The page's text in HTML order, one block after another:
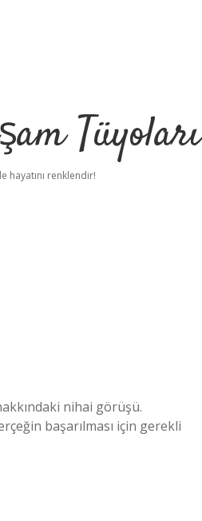
Tüyoları
hayatını renklendir!
nihai görüşü.
başarılması için gerekli